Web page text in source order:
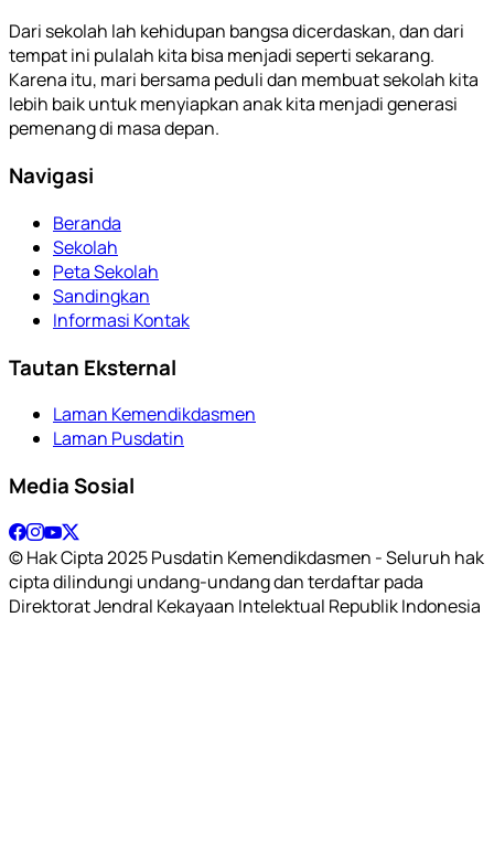
Dari sekolah lah kehidupan bangsa dicerdaskan, dan dari
tempat ini pulalah kita bisa menjadi seperti sekarang.
Karena itu, mari bersama peduli dan membuat sekolah kita
lebih baik untuk menyiapkan anak kita menjadi generasi
pemenang di masa depan.
Navigasi
Beranda
Sekolah
Peta Sekolah
Sandingkan
Informasi Kontak
Tautan Eksternal
Laman Kemendikdasmen
Laman Pusdatin
Media Sosial
© Hak Cipta 2025 Pusdatin Kemendikdasmen - Seluruh hak
cipta dilindungi undang-undang dan terdaftar pada
Direktorat Jendral Kekayaan Intelektual Republik Indonesia